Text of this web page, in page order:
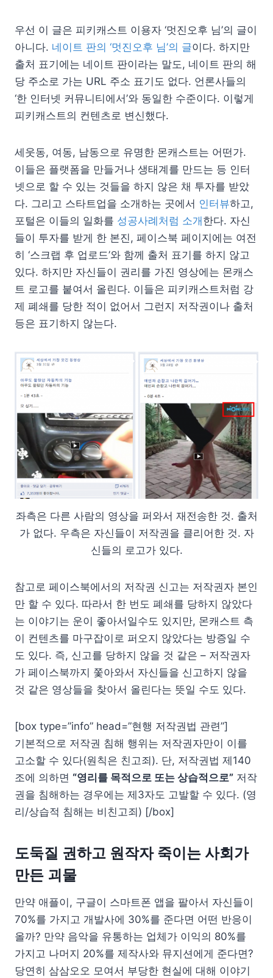
우선 이 글은 피키캐스트 이용자 ‘멋진오후 님’의 글이
아니다. 네이트 판의 ‘멋진오후 님’의 글이다. 하지만
출처 표기에는 네이트 판이라는 말도, 네이트 판의 해
당 주소로 가는 URL 주소 표기도 없다. 언론사들의
‘한 인터넷 커뮤니티에서’와 동일한 수준이다. 이렇게
피키캐스트의 컨텐츠로 변신했다.
세웃동, 여동, 남동으로 유명한 몬캐스트는 어떤가.
이들은 플랫폼을 만들거나 생태계를 만드는 등 인터
넷으로 할 수 있는 것들을 하지 않은 채 투자를 받았
다. 그리고 스타트업을 소개하는 곳에서 인터뷰하고,
포털은 이들의 일화를 성공사례처럼 소개한다. 자신
들이 투자를 받게 한 본진, 페이스북 페이지에는 여전
히 ‘스크랩 후 업로드’와 함께 출처 표기를 하지 않고
있다. 하지만 자신들이 권리를 가진 영상에는 몬캐스
트 로고를 붙여서 올린다. 이들은 피키캐스트처럼 강
제 폐쇄를 당한 적이 없어서 그런지 저작권이나 출처
등은 표기하지 않는다.
좌측은 다른 사람의 영상을 퍼와서 재전송한 것. 출처
가 없다. 우측은 자신들이 저작권을 클리어한 것. 자
신들의 로고가 있다.
참고로 페이스북에서의 저작권 신고는 저작권자 본인
만 할 수 있다. 따라서 한 번도 폐쇄를 당하지 않았다
는 이야기는 운이 좋아서일수도 있지만, 몬캐스트 측
이 컨텐츠를 마구잡이로 퍼오지 않았다는 방증일 수
도 있다. 즉, 신고를 당하지 않을 것 같은 – 저작권자
가 페이스북까지 쫓아와서 자신들을 신고하지 않을
것 같은 영상들을 찾아서 올린다는 뜻일 수도 있다.
[box type=”info” head=”현행 저작권법 관련”]
기본적으로 저작권 침해 행위는 저작권자만이 이를
고소할 수 있다(원칙은 친고죄). 단, 저작권법 제140
조에 의하면 “영리를 목적으로 또는 상습적으로” 저작
권을 침해하는 경우에는 제3자도 고발할 수 있다. (영
리/상습적 침해는 비친고죄) [/box]
도둑질 권하고 원작자 죽이는 사회가
만든 괴물
만약 애플이, 구글이 스마트폰 앱을 팔아서 자신들이
70%를 가지고 개발사에 30%를 준다면 어떤 반응이
올까? 만약 음악을 유통하는 업체가 이익의 80%를
가지고 나머지 20%를 제작사와 뮤지션에게 준다면?
당연히 삼삼오오 모여서 부당한 현실에 대해 이야기